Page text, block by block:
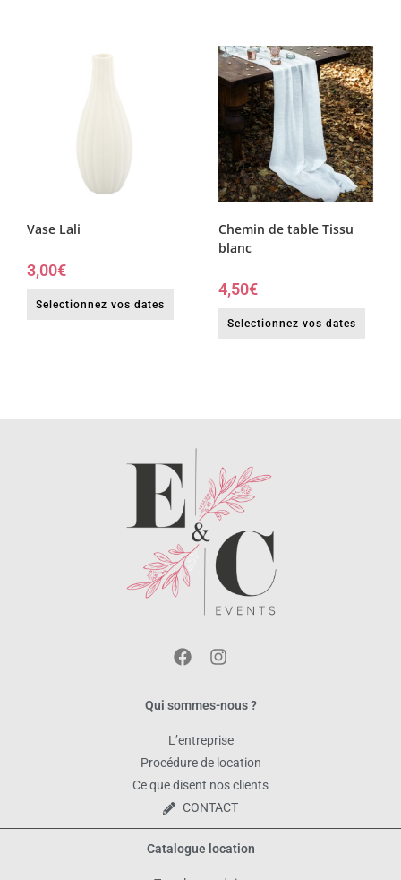
Vase Lali
3,00€
Selectionnez vos dates
Chemin de table Tissu
blanc
4,50€
Selectionnez vos dates
Qui sommes-nous ?
L’entreprise
Procédure de location
Ce que disent nos clients
CONTACT
Catalogue location